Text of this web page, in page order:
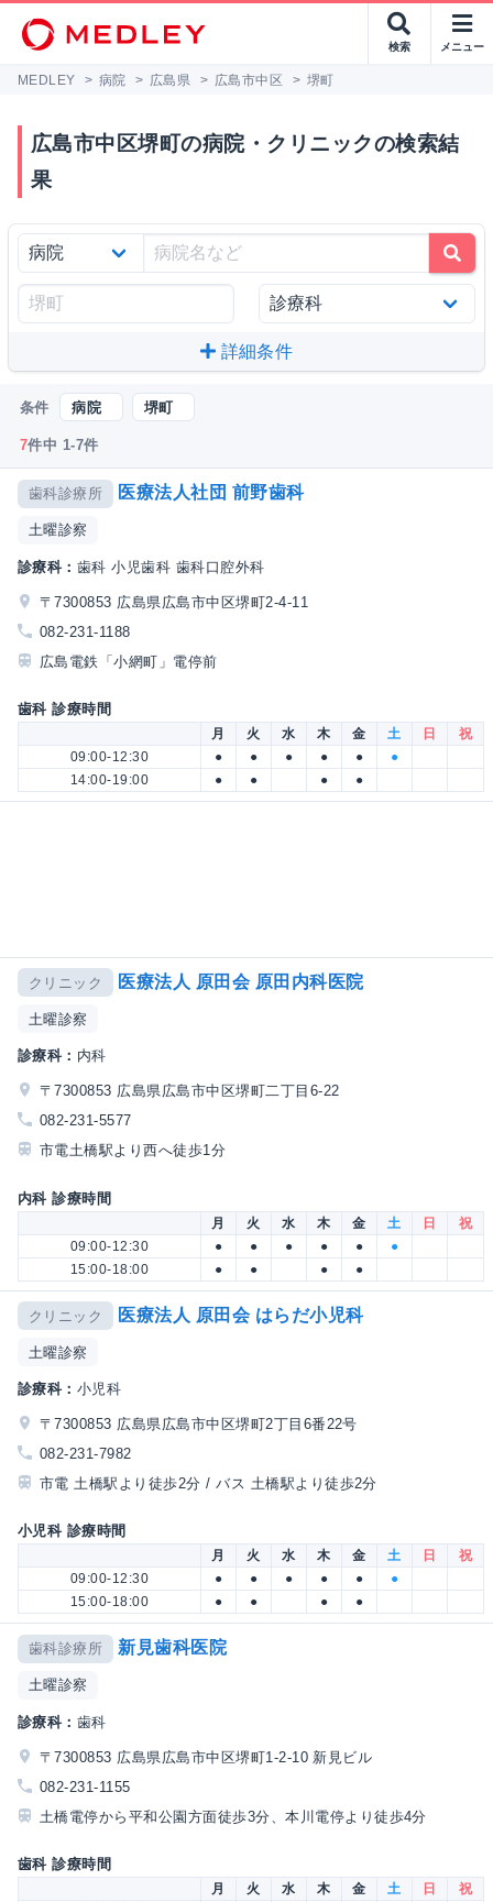
検索 メニュー
MEDLEY > 病院 > 広島県 > 広島市中区 > 堺町
広島市中区堺町の病院・クリニックの検索結
果
詳細条件
条件 病院 堺町
7件中 1-7件
歯科診療所 医療法人社団 前野歯科
土曜診察
診療科： 歯科 小児歯科 歯科口腔外科
〒7300853 広島県広島市中区堺町2-4-11
082-231-1188
広島電鉄「小網町」電停前
歯科 診療時間
月 火 水 木 金 土 日
祝
09:00-12:30
● ● ● ● ●
●
14:00-19:00
● ● ● ●
クリニック 医療法人 原田会 原田内科医院
土曜診察
診療科： 内科
〒7300853 広島県広島市中区堺町二丁目6-22
082-231-5577
市電土橋駅より西へ徒歩1分
内科 診療時間
月 火 水 木 金 土 日
祝
09:00-12:30
● ● ● ● ●
●
15:00-18:00
● ● ● ●
クリニック 医療法人 原田会 はらだ小児科
土曜診察
診療科： 小児科
〒7300853 広島県広島市中区堺町2丁目6番22号
082-231-7982
市電 土橋駅より徒歩2分 / バス 土橋駅より徒歩2分
小児科 診療時間
月 火 水 木 金 土 日
祝
09:00-12:30
● ● ● ● ●
●
15:00-18:00
● ● ● ●
歯科診療所 新見歯科医院
土曜診察
診療科： 歯科
〒7300853 広島県広島市中区堺町1-2-10 新見ビル
082-231-1155
土橋電停から平和公園方面徒歩3分、本川電停より徒歩4分
歯科 診療時間
月 火 水 木 金 土 日
祝